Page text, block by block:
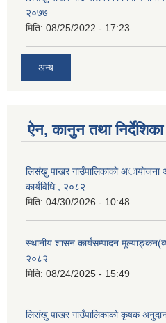
२०७७
मिति: 08/25/2022 - 17:23
अन्य
ऐन, कानुन तथा निर्देशिका
लिसंखु पाखर गाउँपालिकाकाे
कार्यविधि , २०८२
मिति: 04/30/2026 - 10:48
स्थानीय शासन कार्यसम्पादन
२०८२
मिति: 08/24/2025 - 15:49
लिसंखु पाखर गाउँपालिकाको कृषक